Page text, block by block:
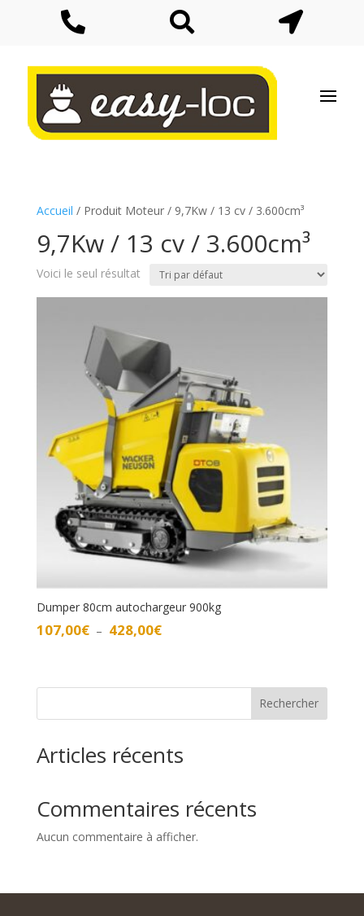
  
Accueil / Produit Moteur / 9,7Kw / 13 cv / 3.600cm³
9,7Kw / 13 cv / 3.600cm³
Voici le seul résultat
Dumper 80cm autochargeur 900kg
107,00€ – 428,00€Plage
107,00€
428,00€
Rechercher
Articles récents
Commentaires récents
Aucun commentaire à afficher.